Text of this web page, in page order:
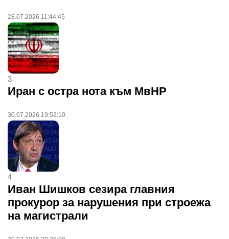
28.07.2026 11:44:45
3
Иран с остра нота към МвНР
30.07.2026 19:52:10
4
Иван Шишков сезира главния
прокурор за нарушения при строежа
на магистрали